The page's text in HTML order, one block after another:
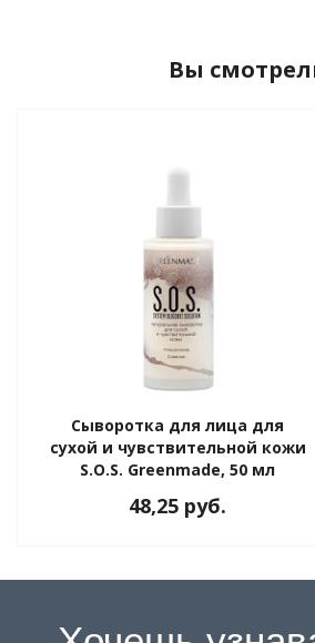
Вы
Сыворотка для лица для
сухой и чувствительной кожи
S.O.S. Greenmade, 50 мл
48,25 руб.